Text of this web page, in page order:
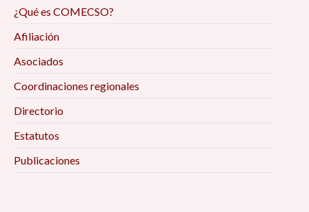
¿Qué es COMECSO?
Afiliación
Asociados
Coordinaciones regionales
Directorio
Estatutos
Publicaciones